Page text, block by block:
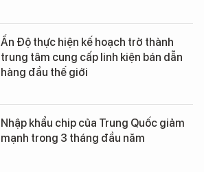
Ấn Độ thực hiện kế hoạch trở thành
trung tâm cung cấp linh kiện bán dẫn
hàng đầu thế giới
Nhập khẩu chip của Trung Quốc giảm
mạnh trong 3 tháng đầu năm